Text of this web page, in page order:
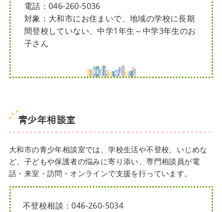
電話：046-260-5036
対象：大和市にお住まいで、地域の学校に長期
間登校していない、中学1年生～中学3年生のお
子さん
青少年相談室
大和市の青少年相談室では、学校生活や不登校、いじめな
ど、子どもや保護者の悩みに寄り添い、専門相談員が電
話・来室・訪問・オンラインで支援を行っています。
不登校相談：046-260-5034